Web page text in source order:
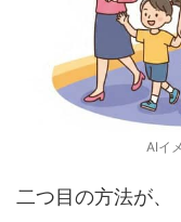
AIイ
二つ目の方法が、